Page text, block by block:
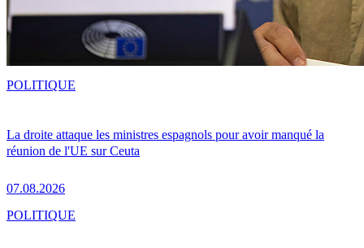
La droite attaque les ministres espagnols pour avoir manqué la
réunion de l'UE sur Ceuta
07.08.2026
POLITIQUE
POLITIQUE